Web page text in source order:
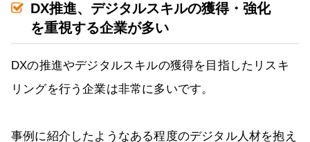
DX推進、デジタルスキルの獲得・強化
を重視する企業が多い
DXの推進やデジタルスキルの獲得を目指したリスキ
リングを行う企業は非常に多いです。
事例に紹介したようなある程度のデジタル人材を抱え